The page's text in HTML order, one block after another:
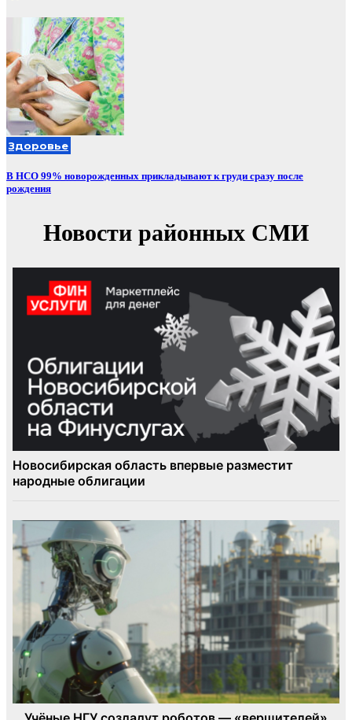
Здоровье
В НСО 99% новорожденных прикладывают к груди сразу после
рождения